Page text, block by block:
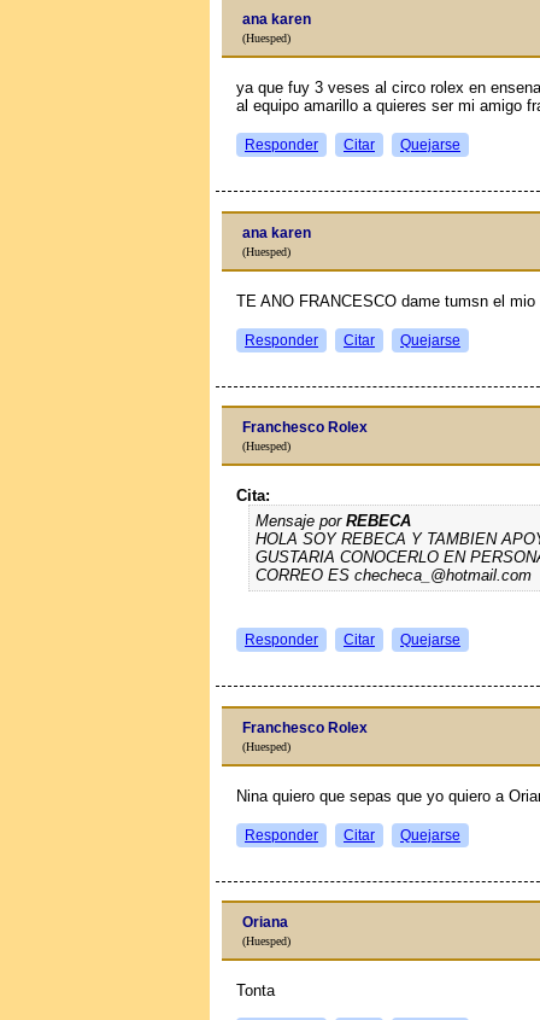
ana karen
(Huesped)
ya que fuy 3 veses al circo rolex en
al equipo amarillo a quieres ser mi amigo
Responder Citar Quejarse
ana karen
(Huesped)
TE ANO FRANCESCO dame tumsn el
Responder Citar Quejarse
Franchesco Rolex
(Huesped)
Cita:
Mensaje por REBECA
HOLA SOY REBECA Y TAMBIEN
GUSTARIA CONOCERLO EN
CORREO ES checheca_@hotmail.com
Responder Citar Quejarse
Franchesco Rolex
(Huesped)
Nina quiero que sepas que yo quiero a
Responder Citar Quejarse
Oriana
(Huesped)
Tonta